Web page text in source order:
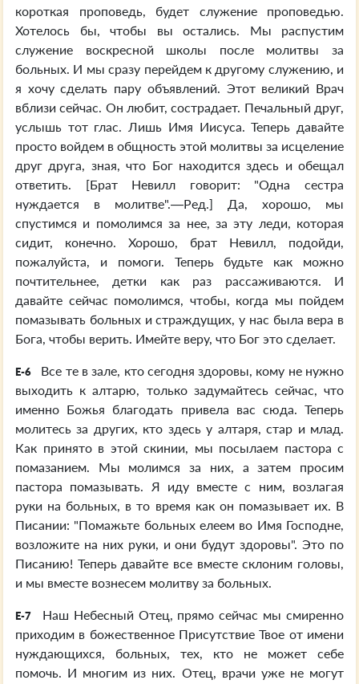
короткая проповедь, будет служение проповедью.
Хотелось бы, чтобы вы остались. Мы распустим
служение воскресной школы после молитвы за
больных. И мы сразу перейдем к другому служению, и
я хочу сделать пару объявлений. Этот великий Врач
вблизи сейчас. Он любит, сострадает. Печальный друг,
услышь тот глас. Лишь Имя Иисуса. Теперь давайте
просто войдем в общность этой молитвы за исцеление
друг друга, зная, что Бог находится здесь и обещал
ответить. [Брат Невилл говорит: "Одна сестра
нуждается в молитве".—Ред.] Да, хорошо, мы
спустимся и помолимся за нее, за эту леди, которая
сидит, конечно. Хорошо, брат Невилл, подойди,
пожалуйста, и помоги. Теперь будьте как можно
почтительнее, детки как раз рассаживаются. И
давайте сейчас помолимся, чтобы, когда мы пойдем
помазывать больных и страждущих, у нас была вера в
Бога, чтобы верить. Имейте веру, что Бог это сделает.
E-6
Все те в зале, кто сегодня здоровы, кому не нужно
выходить к алтарю, только задумайтесь сейчас, что
именно Божья благодать привела вас сюда. Теперь
молитесь за других, кто здесь у алтаря, стар и млад.
Как принято в этой скинии, мы посылаем пастора с
помазанием. Мы молимся за них, а затем просим
пастора помазывать. Я иду вместе с ним, возлагая
руки на больных, в то время как он помазывает их. В
Писании: "Помажьте больных елеем во Имя Господне,
возложите на них руки, и они будут здоровы". Это по
Писанию! Теперь давайте все вместе склоним головы,
и мы вместе вознесем молитву за больных.
E-7
Наш Небесный Отец, прямо сейчас мы смиренно
приходим в божественное Присутствие Твое от имени
нуждающихся, больных, тех, кто не может себе
помочь. И многим из них. Отец, врачи уже не могут